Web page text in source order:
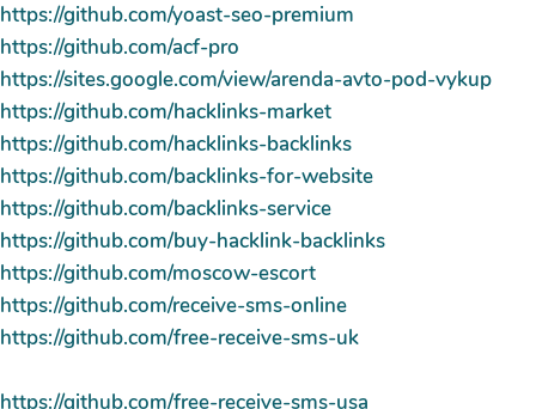
https://github.com/yoast-seo-premium
https://github.com/acf-pro
https://sites.google.com/view/arenda-avto-pod-vykup
https://github.com/hacklinks-market
https://github.com/hacklinks-backlinks
https://github.com/backlinks-for-website
https://github.com/backlinks-service
https://github.com/buy-hacklink-backlinks
https://github.com/moscow-escort
https://github.com/receive-sms-online
https://github.com/free-receive-sms-uk
https://github.com/free-receive-sms-usa